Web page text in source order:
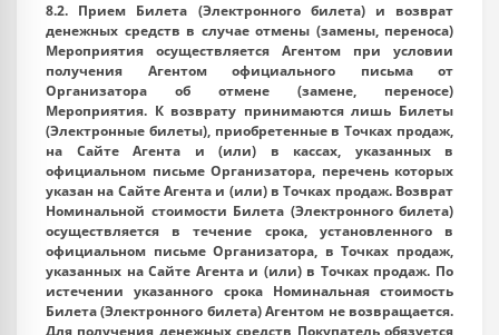
8.2. Прием Билета (Электронного билета) и возврат
денежных средств в случае отмены (замены, переноса)
Мероприятия осуществляется Агентом при условии
получения Агентом официального письма от
Организатора об отмене (замене, переносе)
Мероприятия. К возврату принимаются лишь Билеты
(Электронные билеты), приобретенные в Точках продаж,
на Сайте Агента и (или) в кассах, указанных в
официальном письме Организатора, перечень которых
указан на Сайте Агента и (или) в Точках продаж. Возврат
Номинальной стоимости Билета (Электронного билета)
осуществляется в течение срока, установленного в
официальном письме Организатора, в Точках продаж,
указанных на Сайте Агента и (или) в Точках продаж. По
истечении указанного срока Номинальная стоимость
Билета (Электронного билета) Агентом не возвращается.
Для получения денежных средств Покупатель обязуется